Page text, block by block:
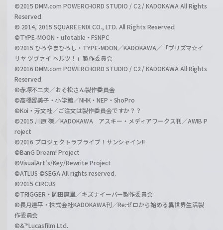
©2015 DMM.com POWERCHORD STUDIO / C2 / KADOKAWA All Rights
Reserved.
© 2014, 2015 SQUARE ENIX CO., LTD. All Rights Reserved.
©TYPE-MOON・ufotable・FSNPC
©2015 ひろやまひろし・TYPE-MOON／KADOKAWA／「プリズマ☆イ
リヤ ツヴァイ ヘルツ！」製作委員会
©2016 DMM.com POWERCHORD STUDIO / C2 / KADOKAWA All Rights
Reserved.
©赤塚不二夫／おそ松さん製作委員会
©高橋留美子・小学館／NHK・NEP・ShoPro
©Koi・芳文社／ご注文は製作委員会ですか？？
©2015 川原 礫／KADOKAWA アスキー・メディアワークス刊／AWIB P
roject
©2016 プロジェクトラブライブ！サンシャイン!!
©BanG Dream! Project
©VisualArt's/Key/Rewrite Project
©ATLUS ©SEGA All rights reserved.
©2015 CIRCUS
©TRIGGER・岡田麿里／キズナイーバー製作委員会
©長月達平・株式会社KADOKAWA刊／Re:ゼロから始める異世界生活製
作委員会
©&™Lucasfilm Ltd.